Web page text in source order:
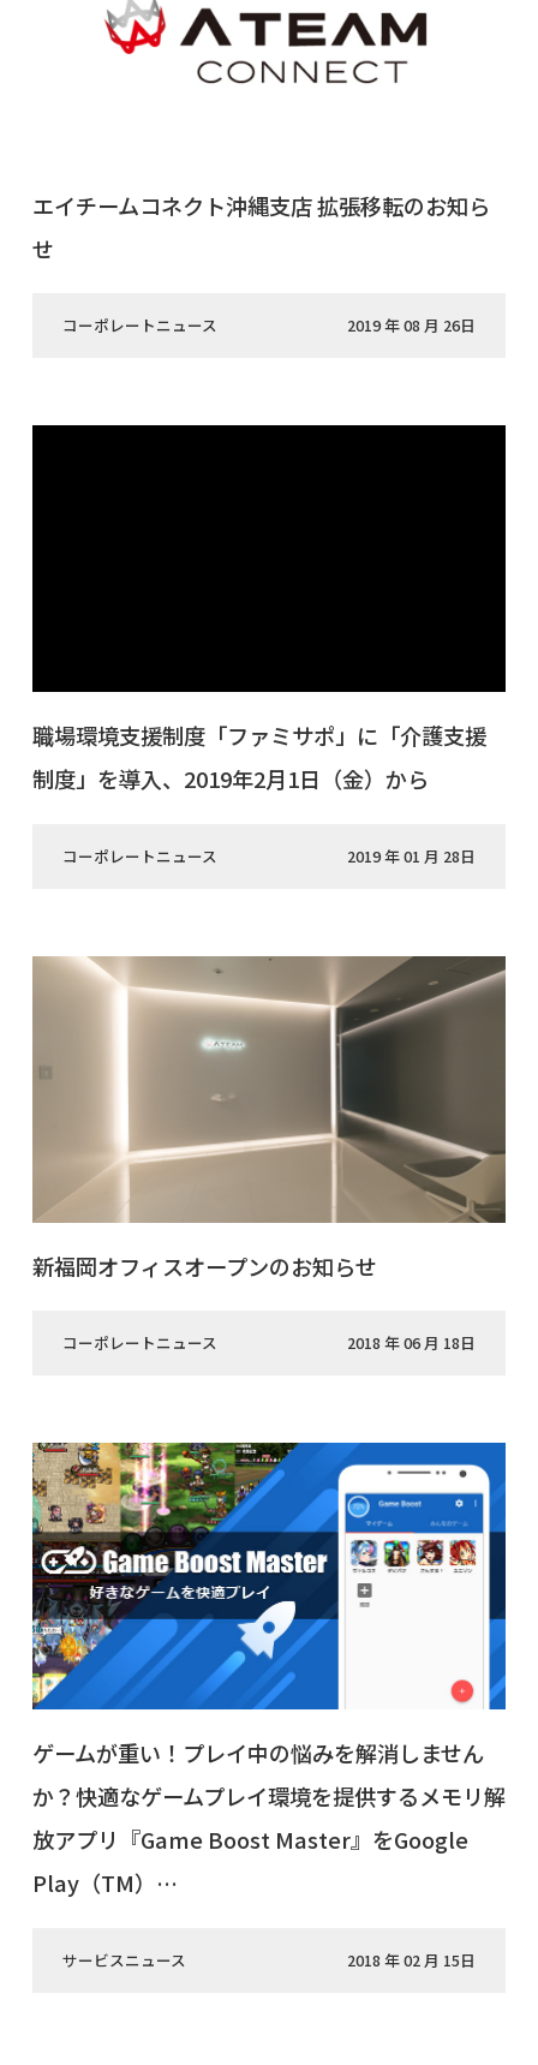
エイチームコネクト沖縄支店 拡張移転のお知ら
せ
コーポレートニュース 2019 年 08 月 26日
職場環境支援制度「ファミサポ」に「介護支援
制度」を導入、2019年2月1日（金）から
コーポレートニュース 2019 年 01 月 28日
新福岡オフィスオープンのお知らせ
コーポレートニュース 2018 年 06 月 18日
ゲームが重い！プレイ中の悩みを解消しません
か？快適なゲームプレイ環境を提供するメモリ解
放アプリ『Game Boost Master』をGoogle
Play（TM）…
サービスニュース 2018 年 02 月 15日